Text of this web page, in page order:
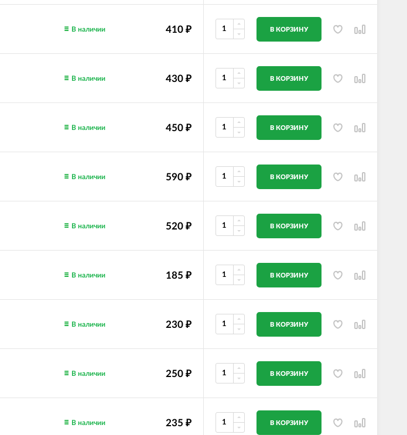
410 ₽
В наличии В КОРЗИНУ
430 ₽
В наличии В КОРЗИНУ
450 ₽
В наличии В КОРЗИНУ
590 ₽
В наличии В КОРЗИНУ
520 ₽
В наличии В КОРЗИНУ
185 ₽
В наличии В КОРЗИНУ
230 ₽
В наличии В КОРЗИНУ
250 ₽
В наличии В КОРЗИНУ
235 ₽
В наличии В КОРЗИНУ